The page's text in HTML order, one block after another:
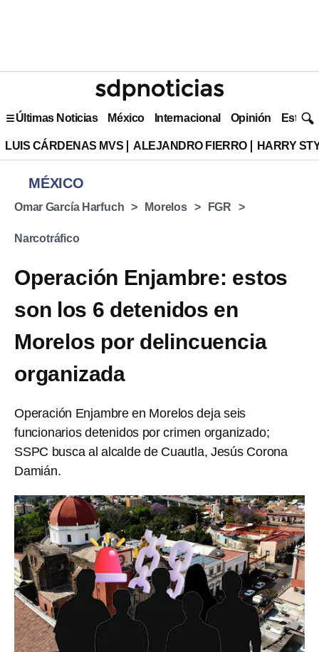
Últimas Noticias México Internacional Opinión Estilo
LUIS CÁRDENAS MVS ALEJANDRO FIERRO HARRY
MÉXICO
Omar García Harfuch Morelos FGR
Narcotráfico
Operación Enjambre: estos
son los 6 detenidos en
Morelos por delincuencia
organizada
Operación Enjambre en Morelos deja seis
funcionarios detenidos por crimen organizado;
SSPC busca al alcalde de Cuautla, Jesús Corona
Damián.